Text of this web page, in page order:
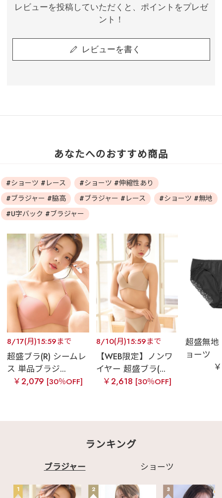
レビューを投稿していただくと、ポイントをプレゼ
ント！
レビューを書く
あなたへのおすすめ商品
#ショーツ #レース
#ショーツ #伸縮性あり
#ブラジャー #脇高
#ブラジャー #レース
#ショーツ #無地
#U字バック #ブラジャー
8/17(月)15:59まで
超盛ブラ(R) シームレ
ス 単品ブラジ...
￥2,079 [30％OFF]
8/10(月)15:59まで
【WEB限定】ノンワ
イヤー 超盛ブラ(...
￥2,618 [30％OFF]
超盛無地
ョーツ
ランキング
ブラジャー ショーツ
1 2 3